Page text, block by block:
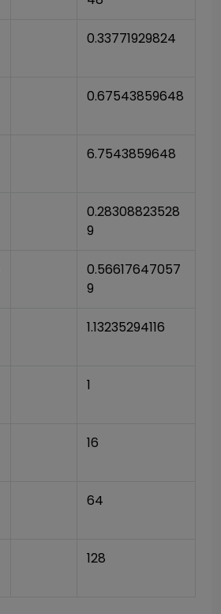
0.33771929824
0.67543859648
6.7543859648
0.28308823528
9
0.56617647057
9
1.13235294116
1
16
64
128